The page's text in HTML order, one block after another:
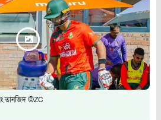
তানজিদ ©ZC